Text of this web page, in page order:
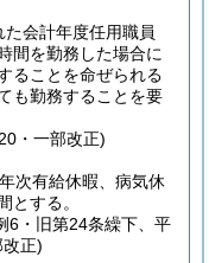
会計年度任用職員
間を勤務した場合に
ることを命ぜられる
も勤務することを要
・一部改正)
次有給休暇、病気休
とする。
6・旧第24条繰下、平
正)